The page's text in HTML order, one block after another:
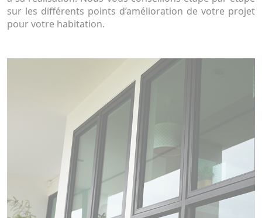
sur les différents points d’amélioration de votre projet
pour votre habitation.